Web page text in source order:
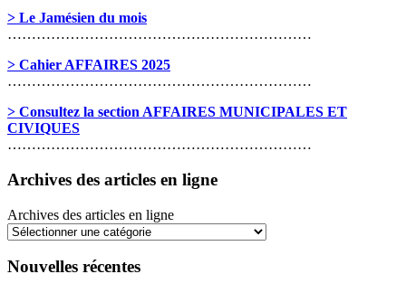
> Le Jamésien du mois
………………………………………………………
> Cahier AFFAIRES 2025
………………………………………………………
> Consultez la section AFFAIRES MUNICIPALES ET
CIVIQUES
………………………………………………………
Archives des articles en ligne
Archives des articles en ligne
Nouvelles récentes